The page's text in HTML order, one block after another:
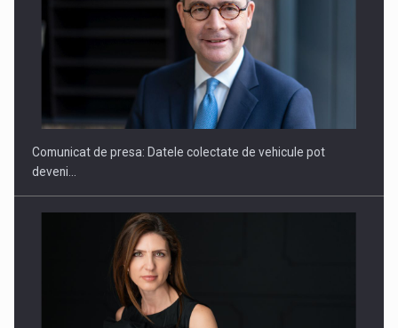
SAPTE PERSONALITATI DIN MEDIUL DE AFACERI, ACADEMIC
Comunicat de presa: Datele colectate de vehicule pot
deveni…